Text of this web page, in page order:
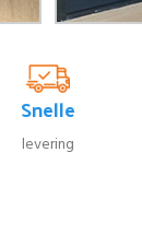
Snelle
levering